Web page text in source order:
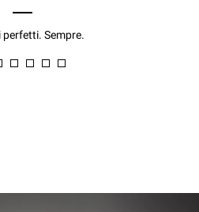
perfetti. Sempre.